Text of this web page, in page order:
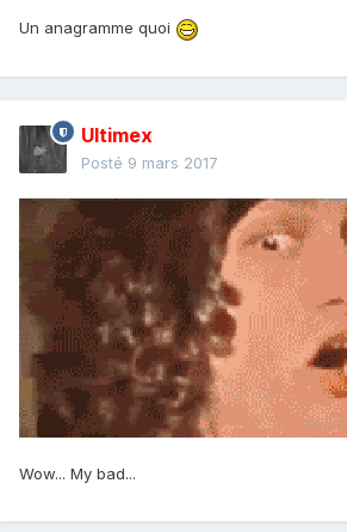
Un anagramme quoi
Ultimex
Posté 9 mars 2017
Wow... My bad...